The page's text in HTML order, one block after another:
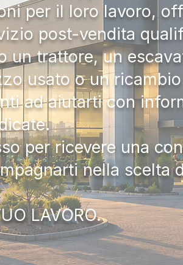
per il loro lavoro,
post-vendita
un trattore, un
usato o un
ad aiutarti con
per ricevere una
nella scelta
LAVORO.